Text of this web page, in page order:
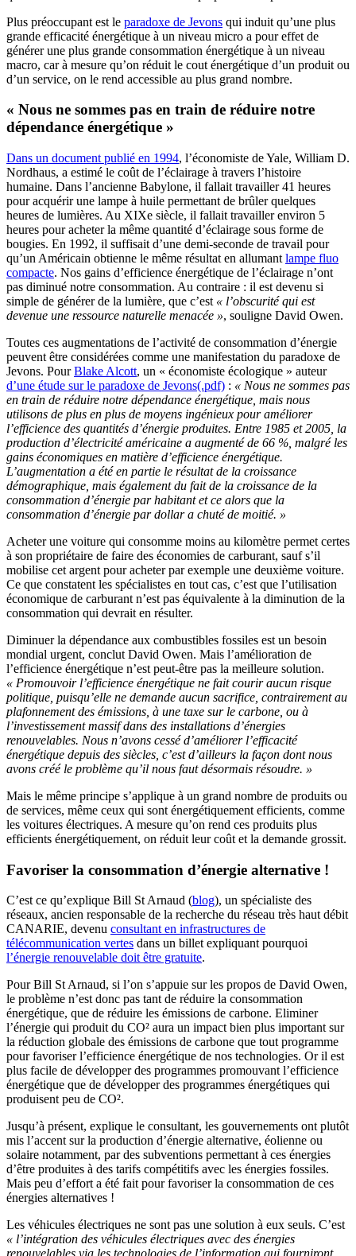
Plus préoccupant est le paradoxe de Jevons qui induit qu’une plus
grande efficacité énergétique à un niveau micro a pour effet de
générer une plus grande consommation énergétique à un niveau
macro, car à mesure qu’on réduit le cout énergétique d’un produit ou
d’un service, on le rend accessible au plus grand nombre.
« Nous ne sommes pas en train de réduire notre
dépendance énergétique »
Dans un document publié en 1994, l’économiste de Yale, William D.
Nordhaus, a estimé le coût de l’éclairage à travers l’histoire
humaine. Dans l’ancienne Babylone, il fallait travailler 41 heures
pour acquérir une lampe à huile permettant de brûler quelques
heures de lumières. Au XIXe siècle, il fallait travailler environ 5
heures pour acheter la même quantité d’éclairage sous forme de
bougies. En 1992, il suffisait d’une demi-seconde de travail pour
qu’un Américain obtienne le même résultat en allumant lampe fluo
compacte. Nos gains d’efficience énergétique de l’éclairage n’ont
pas diminué notre consommation. Au contraire : il est devenu si
simple de générer de la lumière, que c’est « l’obscurité qui est
devenue une ressource naturelle menacée », souligne David Owen.
Toutes ces augmentations de l’activité de consommation d’énergie
peuvent être considérées comme une manifestation du paradoxe de
Jevons. PourBlake Alcott, un « économiste écologique » auteur
d’une étude sur le paradoxe de Jevons(.pdf) : « Nous ne sommes pas
en train de réduire notre dépendance énergétique, mais nous
utilisons de plus en plus de moyens ingénieux pour améliorer
l’efficience des quantités d’énergie produites. Entre 1985 et 2005, la
production d’électricité américaine a augmenté de 66 %, malgré les
gains économiques en matière d’efficience énergétique.
L’augmentation a été en partie le résultat de la croissance
démographique, mais également du fait de la croissance de la
consommation d’énergie par habitant et ce alors que la
consommation d’énergie par dollar a chuté de moitié. »
Acheter une voiture qui consomme moins au kilomètre permet certes
à son propriétaire de faire des économies de carburant, sauf s’il
mobilise cet argent pour acheter par exemple une deuxième voiture.
Ce que constatent les spécialistes en tout cas, c’est que l’utilisation
économique de carburant n’est pas équivalente à la diminution de la
consommation qui devrait en résulter.
Diminuer la dépendance aux combustibles fossiles est un besoin
mondial urgent, conclut David Owen. Mais l’amélioration de
l’efficience énergétique n’est peut-être pas la meilleure solution.
« Promouvoir l’efficience énergétique ne fait courir aucun risque
politique, puisqu’elle ne demande aucun sacrifice, contrairement au
plafonnement des émissions, à une taxe sur le carbone, ou à
l’investissement massif dans des installations d’énergies
renouvelables. Nous n’avons cessé d’améliorer l’efficacité
énergétique depuis des siècles, c’est d’ailleurs la façon dont nous
avons créé le problème qu’il nous faut désormais résoudre. »
Mais le même principe s’applique à un grand nombre de produits ou
de services, même ceux qui sont énergétiquement efficients, comme
les voitures électriques. A mesure qu’on rend ces produits plus
efficients énergétiquement, on réduit leur coût et la demande grossit.
Favoriser la consommation d’énergie alternative !
C’est ce qu’explique Bill St Arnaud (blog), un spécialiste des
réseaux, ancien responsable de la recherche du réseau très haut débit
CANARIE, devenu consultant en infrastructures de
télécommunication vertes dans un billet expliquant pourquoi
l’énergie renouvelable doit être gratuite.
Pour Bill St Arnaud, si l’on s’appuie sur les propos de David Owen,
le problème n’est donc pas tant de réduire la consommation
énergétique, que de réduire les émissions de carbone. Eliminer
l’énergie qui produit du CO² aura un impact bien plus important sur
la réduction globale des émissions de carbone que tout programme
pour favoriser l’efficience énergétique de nos technologies. Or il est
plus facile de développer des programmes promouvant l’efficience
énergétique que de développer des programmes énergétiques qui
produisent peu de CO².
Jusqu’à présent, explique le consultant, les gouvernements ont plutôt
mis l’accent sur la production d’énergie alternative, éolienne ou
solaire notamment, par des subventions permettant à ces énergies
d’être produites à des tarifs compétitifs avec les énergies fossiles.
Mais peu d’effort a été fait pour favoriser la consommation de ces
énergies alternatives !
Les véhicules électriques ne sont pas une solution à eux seuls. C’est
« l’intégration des véhicules électriques avec des énergies